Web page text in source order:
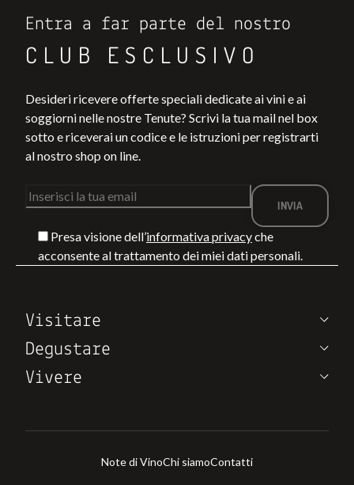
Entra a far parte del nostro
CLUB ESCLUSIVO
Desideri ricevere offerte speciali dedicate ai vini e ai
soggiorni nelle nostre Tenute? Scrivi la tua mail nel box
sotto e riceverai un codice e le istruzioni per registrarti
al nostro shop on line.
Presa visione dell’informativa privacyche
acconsente al trattamento dei miei dati personali.
Visitare
Degustare
Vivere
Note di VinoChi siamoContatti